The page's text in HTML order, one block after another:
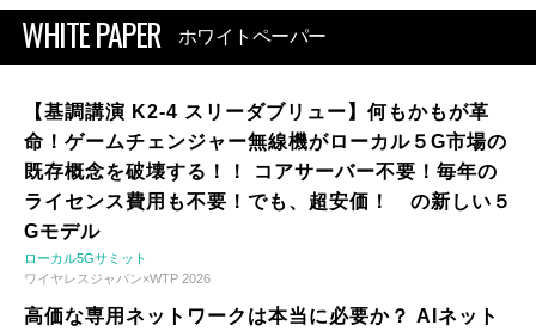
WHITE PAPER ホワイトペーパー
【基調講演 K2-4 スリーダブリュー】何もかもが革
命！ゲームチェンジャー無線機がローカル５G市場の
既存概念を破壊する！！ コアサーバー不要！毎年の
ライセンス費用も不要！でも、超安価！ の新しい５
Gモデル
ローカル5Gサミット
ワイヤレスジャパン×WTP 2026
高価な専用ネットワークは本当に必要か？ AIネット